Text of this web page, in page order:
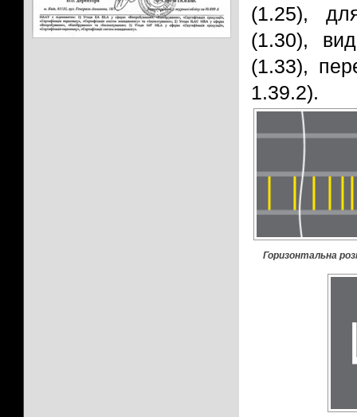
(1.25),
(1.30),
(1.33),
1.39.2).
Горизонтальна